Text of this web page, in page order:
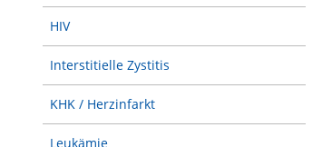
HIV
Interstitielle Zystitis
KHK / Herzinfarkt
Leukämie